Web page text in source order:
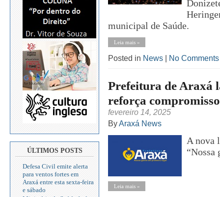
ÚLTIMOS POSTS
Defesa Civil emite alerta
para ventos fortes em
Araxá entre esta sexta-feira
e sábado
municipal de Saúde.
Leia mais »
Posted in News No
Prefeitura de Araxá
reforça
fevereiro 14, 2025
ByAraxá News
A nova
“Nossa
Leia mais »